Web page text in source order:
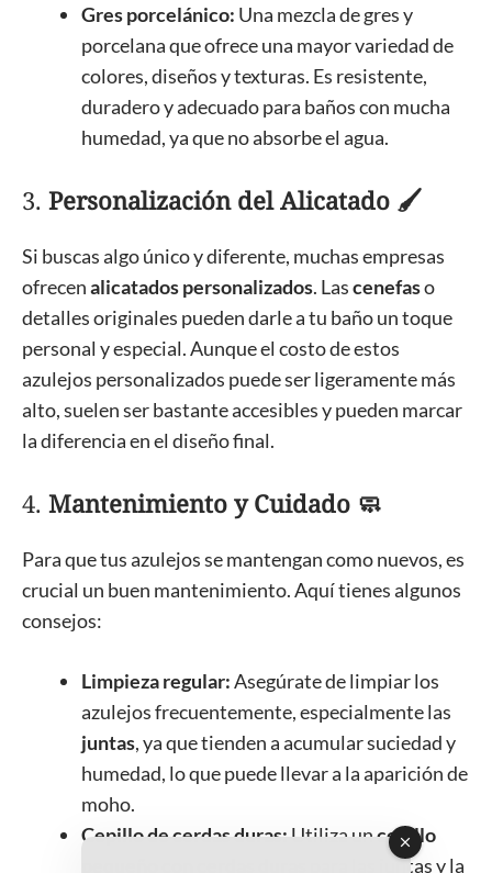
Gres porcelánico: Una mezcla de gres y
porcelana que ofrece una mayor variedad de
colores, diseños y texturas. Es resistente,
duradero y adecuado para baños con mucha
humedad, ya que no absorbe el agua.
3. Personalización del Alicatado 🖌️
Si buscas algo único y diferente, muchas empresas
ofrecenalicatados personalizados. Lascenefaso
detalles originales pueden darle a tu baño un toque
personal y especial. Aunque el costo de estos
azulejos personalizados puede ser ligeramente más
alto, suelen ser bastante accesibles y pueden marcar
la diferencia en el diseño final.
4. Mantenimiento y Cuidado 🧼
Para que tus azulejos se mantengan como nuevos, es
crucial un buen mantenimiento. Aquí tienes algunos
consejos:
Limpieza regular:Asegúrate de limpiar los
azulejos frecuentemente, especialmente las
juntas, ya que tienden a acumular suciedad y
humedad, lo que puede llevar a la aparición de
moho.
Cepillo de cerdas duras: Utiliza uncepillo
para las juntas y la